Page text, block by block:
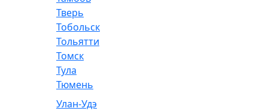
Тверь
Тобольск
Тольятти
Томск
Тула
Тюмень
Улан-Удэ